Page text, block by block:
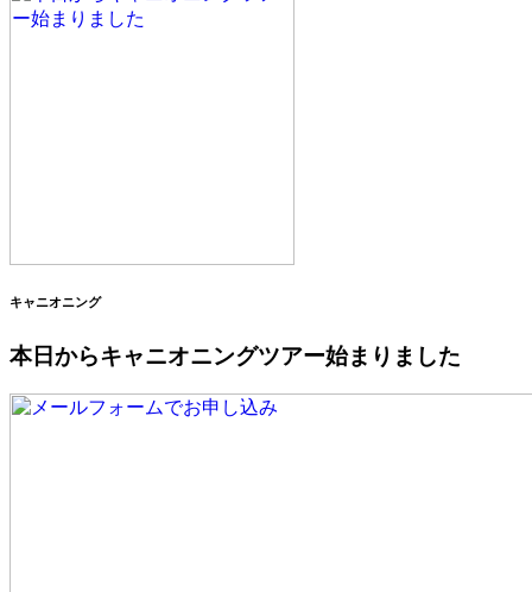
キャニオニング
本日からキャニオニングツアー始まりました